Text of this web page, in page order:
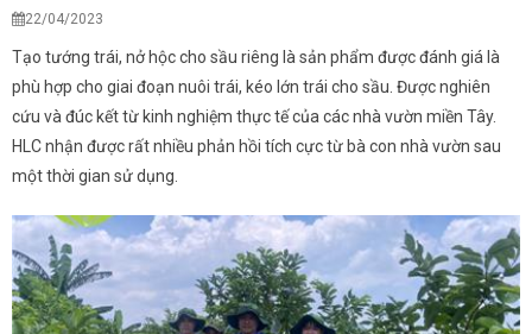
22/04/2023
Tạo tướng trái, nở hộc cho sầu riêng là sản phẩm được đánh giá là
phù hợp cho giai đoạn nuôi trái, kéo lớn trái cho sầu. Được nghiên
cứu và đúc kết từ kinh nghiệm thực tế của các nhà vườn miền Tây.
HLC nhận được rất nhiều phản hồi tích cực từ bà con nhà vườn sau
một thời gian sử dụng.